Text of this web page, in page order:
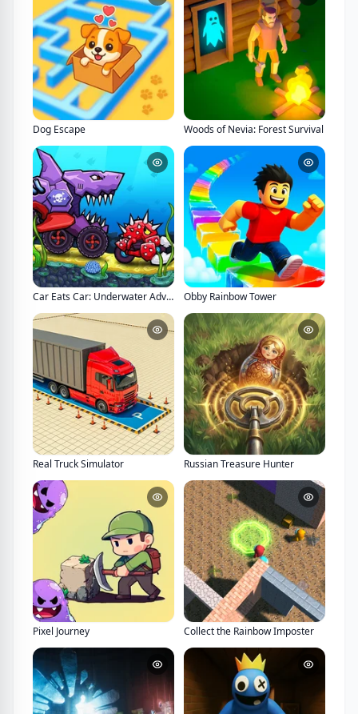
Dog Escape Woods of Nevia: Forest Survival
Car Eats Car: Underwater Adventure Obby Rainbow Tower
Real Truck Simulator Russian Treasure Hunter
Pixel Journey Collect the Rainbow Imposter